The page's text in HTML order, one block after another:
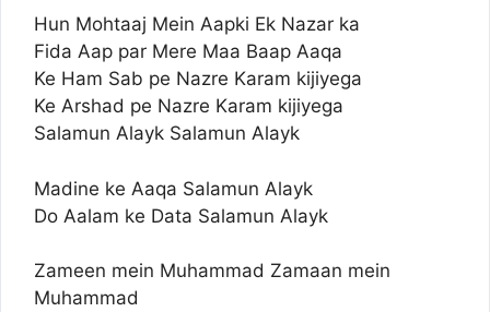
Hun Mohtaaj Mein Aapki Ek Nazar ka
Fida Aap par Mere Maa Baap Aaqa
Ke Ham Sab pe Nazre Karam kijiyega
Ke Arshad pe Nazre Karam kijiyega
Salamun Alayk Salamun Alayk
Madine ke Aaqa Salamun Alayk
Do Aalam ke Data Salamun Alayk
Zameen mein Muhammad Zamaan mein
Muhammad